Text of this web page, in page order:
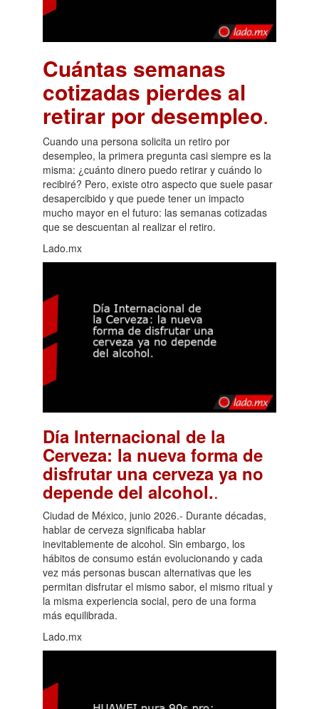
Cuántas semanas
cotizadas pierdes al
retirar por desempleo.
Cuando una persona solicita un retiro por
desempleo, la primera pregunta casi siempre es la
misma: ¿cuánto dinero puedo retirar y cuándo lo
recibiré? Pero, existe otro aspecto que suele pasar
desapercibido y que puede tener un impacto
mucho mayor en el futuro: las semanas cotizadas
que se descuentan al realizar el retiro.
Lado.mx
Día Internacional de la
Cerveza: la nueva forma de
disfrutar una cerveza ya no
depende del alcohol..
Ciudad de México, junio 2026.- Durante décadas,
hablar de cerveza significaba hablar
inevitablemente de alcohol. Sin embargo, los
hábitos de consumo están evolucionando y cada
vez más personas buscan alternativas que les
permitan disfrutar el mismo sabor, el mismo ritual y
la misma experiencia social, pero de una forma
más equilibrada.
Lado.mx